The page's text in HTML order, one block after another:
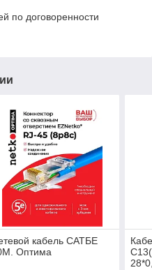
по договоренности
кабель САТБЕ
Оптима